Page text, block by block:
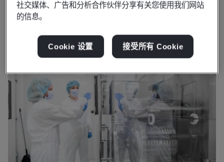
查看洞察和资讯
社交媒体、广告和分析合作伙伴分享有关您使用我们网站
的信息。
Cookie 设置 接受所有 Cookie